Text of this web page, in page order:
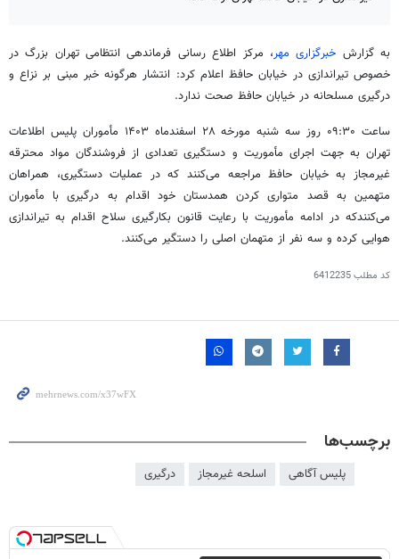
به گزارش خبرگزاری مهر، مرکز اطلاع رسانی فرماندهی انتظامی تهران بزرگ در
خصوص تیراندازی در خیابان حافظ اعلام کرد: انتشار هرگونه خبر مبنی بر نزاع و
درگیری مسلحانه در خیابان حافظ صحت ندارد.
ساعت ۰۹:۳۰ روز سه شنبه مورخه ۲۸ اسفندماه ۱۴۰۳ مأموران پلیس اطلاعات
تهران به جهت اجرای مأموریت و دستگیری تعدادی از فروشندگان مواد محترقه
غیرمجاز به خیابان حافظ مراجعه می‌کنند که در عملیات دستگیری، همراهان
متهمین به قصد متواری کردن همدستان خود اقدام به درگیری با مأموران
می‌کنندکه در ادامه مأموریت با رعایت قانون بکارگیری سلاح اقدام به تیراندازی
هوایی کرده و سه نفر از متهمان اصلی را دستگیر می‌کنند.
کد مطلب6412235
برچسب‌ها
پلیس آگاهی اسلحه غیرمجاز درگیری